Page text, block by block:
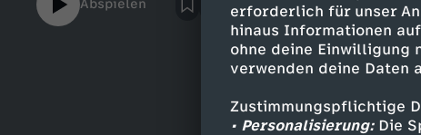
erforderlich für unser
hinaus Informationen
ohne deine Einwilligung
verwenden deine Daten
Zustimmungspflichtige
• Personalisierung:Die
wird??Die neuronale Ceroid Lipofuszinose,
bedingte Stoffwechselerkrankung der
verschiedene NCL-Formen. Bei Antonia
juvenile NCL (CLN3) diagnostiziert. Die
zunächst unauffällig. Meist im
auf, die nach wenigen Jahren zu einer
Abspielen